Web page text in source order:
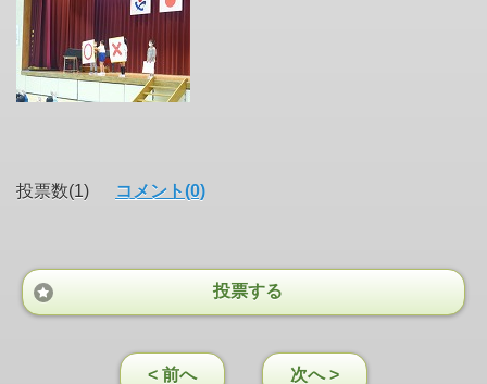
投票数(1) コメント(0)
投票する
< 前へ 次へ >